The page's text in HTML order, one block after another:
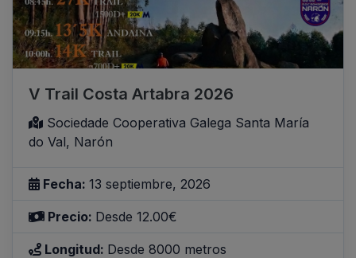
V Trail Costa Artabra 2026
Sociedade Cooperativa Galega Santa María
do Val, Narón
Fecha: 13 septiembre, 2026
Precio: Desde 12.00€
Longitud: Desde 8000 metros